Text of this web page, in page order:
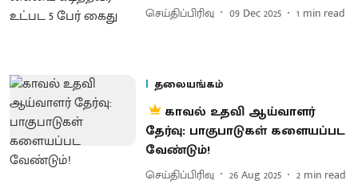
செய்திப்பிரிவு 09 Dec 2025 1 min read
தலையங்கம்
காவல் உதவி ஆய்வாளர்
தேர்வு: பாகுபாடுகள் களையப்பட
வேண்டும்!
செய்திப்பிரிவு 26 Aug 2025 2 min read